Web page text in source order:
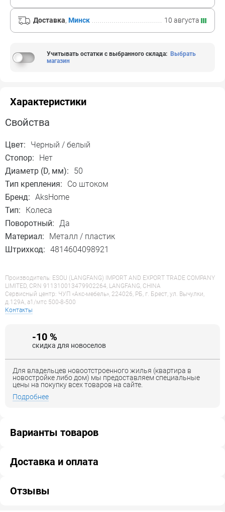
Доставка, Минск 10 августа
Учитывать остатки с выбранного склада: Выбрать
магазин
Характеристики
Свойства
Цвет:
Черный / белый
Стопор:
Нет
Диаметр (D, мм):
50
Тип крепления:
Со штоком
Бренд: AksHome
Тип:
Колеса
Поворотный: Да
Материал:
Металл / пластик
Штрихкод: 4814604098921
Производитель: ESOU (LANGFANG) IMPORT AND EXPORT TRADE COMPANY
LIMITED, CRN 911310013479902264, LANGFANG, CHINA
Сервисный центр: ЧУП «Акс-мебель», 224026, РБ, г. Брест, ул. Вычулки,
д.129А, a1/мтс 500-8-500
Контакты
-10 %
скидка для новоселов
Для владельцев новоотстроенного жилья (квартира в
новостройке либо дом) мы предоставляем специальные
цены на покупку всех товаров на сайте.
Подробнее
Варианты товаров
Доставка и оплата
Отзывы